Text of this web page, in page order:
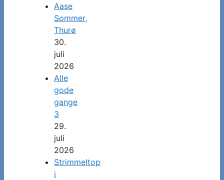
Aase
Sommer,
Thurø
30.
juli
2026
Alle
gode
gange
3
29.
juli
2026
Strimmeltop
i